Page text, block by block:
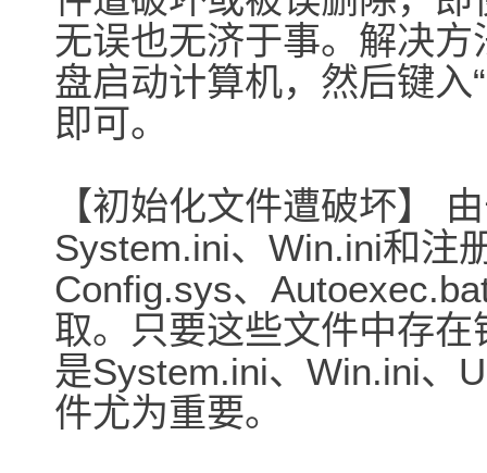
无误也无济于事。解决
盘启动计算机，然后键入
即可。
【初始化文件遭破坏】
System.ini、Win.ini和注
Config.sys、
取。只要这些文件中存
是System.ini、Win.ini、
件尤为重要。